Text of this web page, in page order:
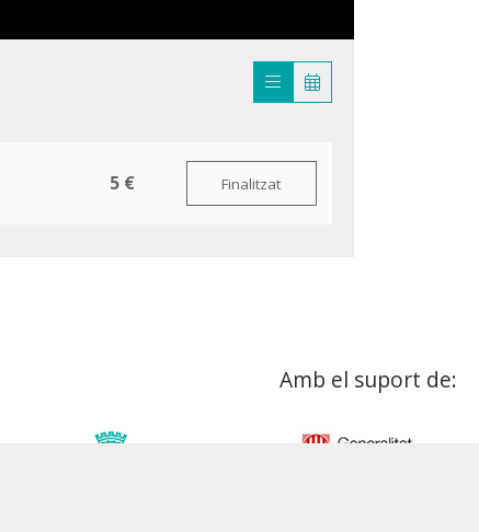
5 € Finalitzat
Amb el suport de: